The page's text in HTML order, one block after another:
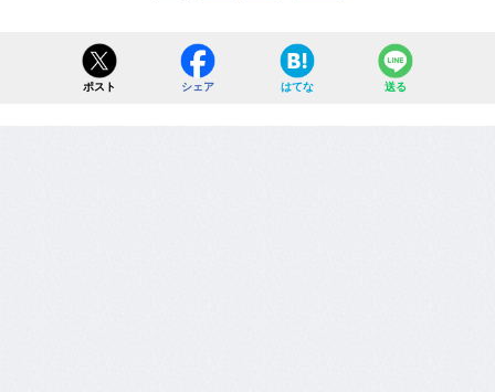
ポスト シェア はてな 送る